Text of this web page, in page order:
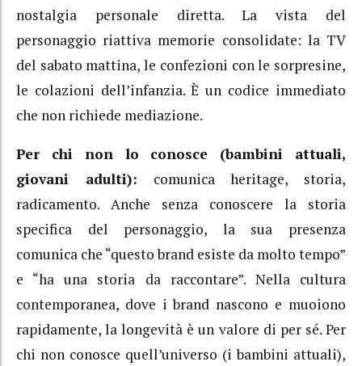
nostalgia personale diretta. La vista del
personaggio riattiva memorie consolidate: la TV
del sabato mattina, le confezioni con le sorpresine,
le colazioni dell’infanzia. È un codice immediato
che non richiede mediazione.
Per chi non lo conosce (bambini attuali,
giovani adulti): comunica heritage, storia,
radicamento. Anche senza conoscere la storia
specifica del personaggio, la sua presenza
comunica che “questo brand esiste da molto tempo”
e “ha una storia da raccontare”. Nella cultura
contemporanea, dove i brand nascono e muoiono
rapidamente, la longevità è un valore di per sé. Per
chi non conosce quell’universo (i bambini attuali),